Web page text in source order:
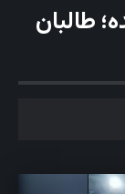
طالبان